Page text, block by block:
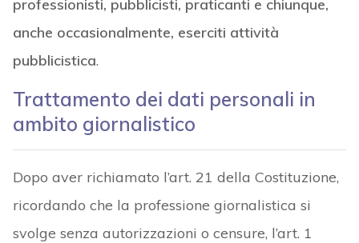
professionisti, pubblicisti, praticanti e chiunque,
anche occasionalmente, eserciti attività
pubblicistica.
Trattamento dei dati personali in
ambito giornalistico
Dopo aver richiamato l’art. 21 della Costituzione,
ricordando che la professione giornalistica si
svolge senza autorizzazioni o censure, l’art. 1